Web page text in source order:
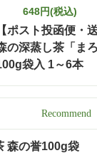
648円(税込)
【ポスト投函便・
の深蒸し茶「ま
袋入 1～6本
森の誉100g袋